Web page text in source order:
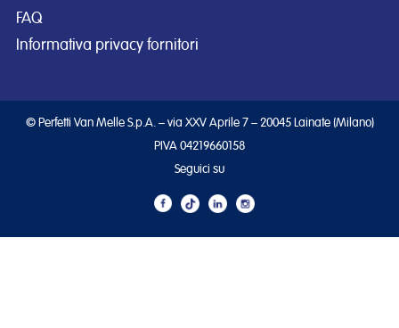
FAQ
Informativa privacy fornitori
© Perfetti Van Melle S.p.A. – via XXV Aprile 7 – 20045 Lainate (Milano)
PIVA 04219660158
Seguici su